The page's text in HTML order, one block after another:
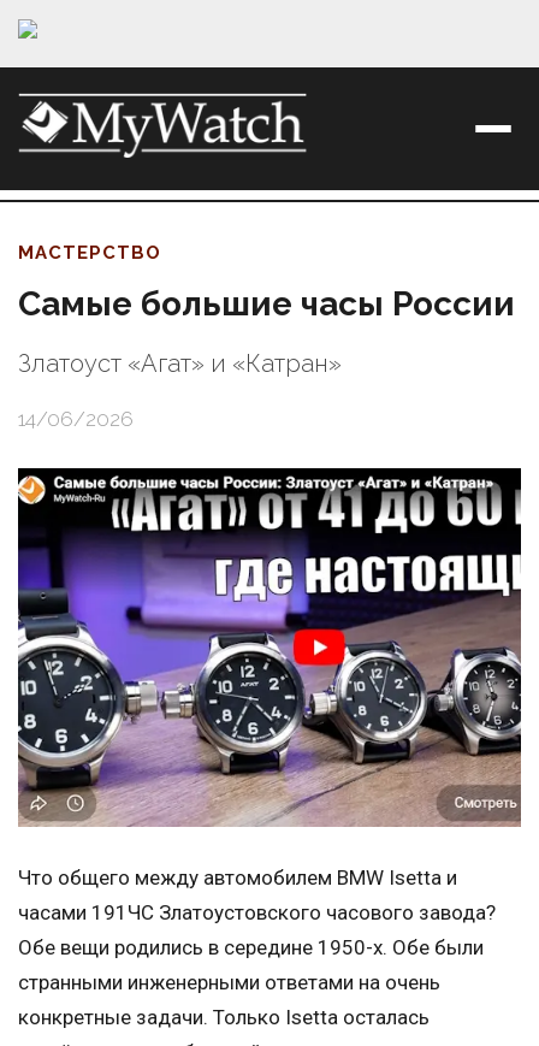
МАСТЕРСТВО
Самые большие часы России
Златоуст «Агат» и «Катран»
14/06/2026
Что общего между автомобилем BMW Isetta и
часами 191ЧС Златоустовского часового завода?
Обе вещи родились в середине 1950-х. Обе были
странными инженерными ответами на очень
конкретные задачи. Только Isetta осталась